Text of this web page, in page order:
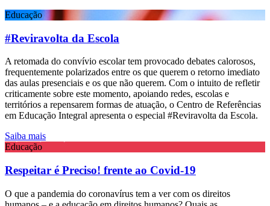
Educação
#Reviravolta da Escola
A retomada do convívio escolar tem provocado debates calorosos,
frequentemente polarizados entre os que querem o retorno imediato
das aulas presenciais e os que não querem. Com o intuito de refletir
criticamente sobre este momento, apoiando redes, escolas e
territórios a repensarem formas de atuação, o Centro de Referências
em Educação Integral apresenta o especial #Reviravolta da Escola.
Saiba mais
Educação
Respeitar é Preciso! frente ao Covid-19
O que a pandemia do coronavírus tem a ver com os direitos